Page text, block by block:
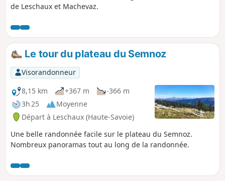
de Leschaux et Machevaz.
Le tour du plateau du Semnoz
Visorandonneur
8,15 km
+367 m
-366 m
3h 25
Moyenne
Départ à Leschaux (Haute-Savoie)
Une belle randonnée facile sur le plateau du Semnoz.
Nombreux panoramas tout au long de la randonnée.